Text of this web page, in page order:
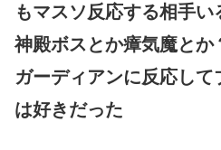
もマスソ反応する相手い
神殿ボスとか瘴気魔とか
ガーディアンに反応し
は好きだった